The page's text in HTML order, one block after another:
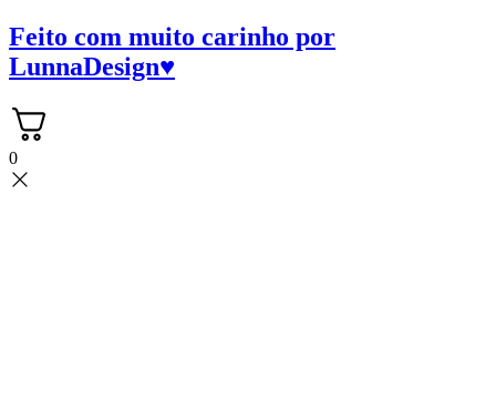
Feito com muito carinho por
LunnaDesign♥
0